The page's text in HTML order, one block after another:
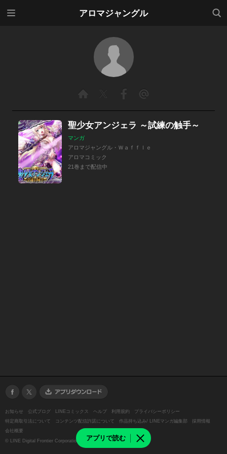
アロマジャングル
検索
アプリで読む
聖少女アンジェラ ～試練の触手～
マンガ
アロマジャングル・Ｗａｆｆｌｅ
アロマコミック
21巻まで配信中
お知らせ 公式ブログ LINEコミックス ヘルプ 利用規約
プライバシーポリシー
特定商取引法について
コンテンツ配信許諾について 作品持ち込み/ LINEマンガ編集部
採用情報
会社概要
© LINE Digital Frontier Corporation